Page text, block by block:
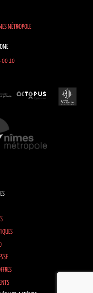
MÉTROPOLE
00 10